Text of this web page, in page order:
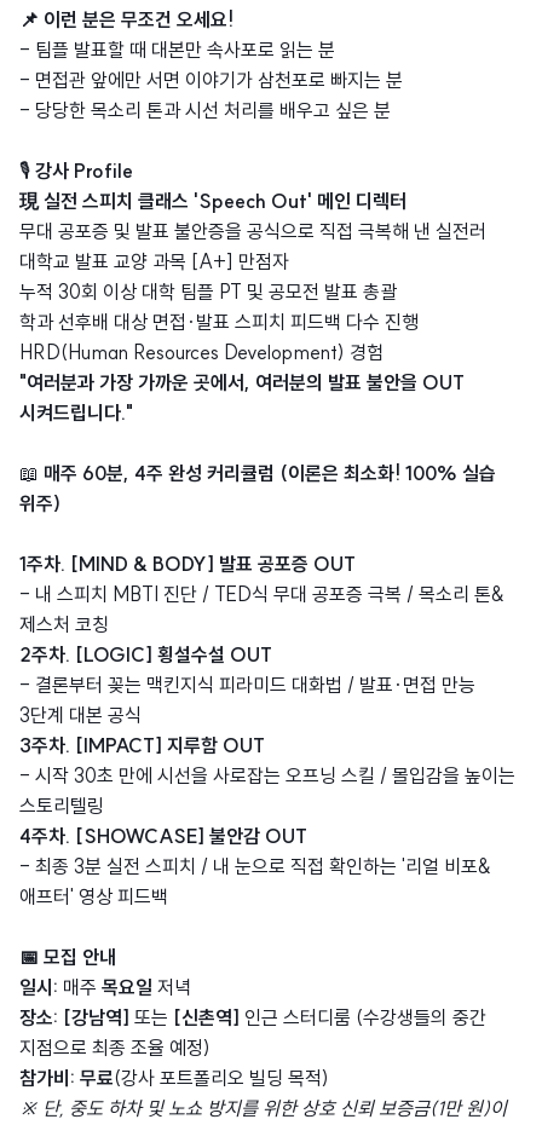
📌 이런 분은 무조건 오세요!
- 팀플 발표할 때 대본만 속사포로 읽는 분
- 면접관 앞에만 서면 이야기가 삼천포로 빠지는 분
- 당당한 목소리 톤과 시선 처리를 배우고 싶은 분
🎙️ 강사 Profile
現 실전 스피치 클래스 'Speech Out' 메인 디렉터
무대 공포증 및 발표 불안증을 공식으로 직접 극복해 낸 실전러
대학교 발표 교양 과목 [A+] 만점자
누적 30회 이상 대학 팀플 PT 및 공모전 발표 총괄
학과 선후배 대상 면접·발표 스피치 피드백 다수 진행
HRD(Human Resources Development) 경험
"여러분과 가장 가까운 곳에서, 여러분의 발표 불안을 OUT
시켜드립니다."
📖 매주 60분, 4주 완성 커리큘럼 (이론은 최소화! 100% 실습
위주)
1주차. [MIND & BODY] 발표 공포증 OUT
- 내 스피치 MBTI 진단 / TED식 무대 공포증 극복 / 목소리 톤&
제스처 코칭
2주차. [LOGIC] 횡설수설 OUT
- 결론부터 꽂는 맥킨지식 피라미드 대화법 / 발표·면접 만능
3단계 대본 공식
3주차. [IMPACT] 지루함 OUT
- 시작 30초 만에 시선을 사로잡는 오프닝 스킬 / 몰입감을 높이는
스토리텔링
4주차. [SHOWCASE] 불안감 OUT
- 최종 3분 실전 스피치 / 내 눈으로 직접 확인하는 '리얼 비포&
애프터' 영상 피드백
📅 모집 안내
일시: 매주 목요일 저녁
장소: [강남역] 또는 [신촌역] 인근 스터디룸 (수강생들의 중간
지점으로 최종 조율 예정)
참가비: 무료(강사 포트폴리오 빌딩 목적)
※ 단, 중도 하차 및 노쇼 방지를 위한 상호 신뢰 보증금(1만 원)이